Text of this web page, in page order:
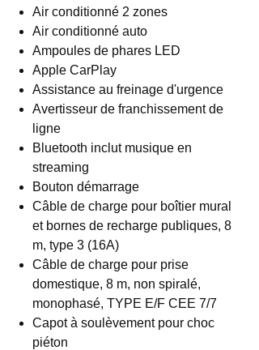
Air conditionné 2 zones
Air conditionné auto
Ampoules de phares LED
Apple CarPlay
Assistance au freinage d'urgence
Avertisseur de franchissement de
ligne
Bluetooth inclut musique en
streaming
Bouton démarrage
Câble de charge pour boîtier mural
et bornes de recharge publiques, 8
m, type 3 (16A)
Câble de charge pour prise
domestique, 8 m, non spiralé,
monophasé, TYPE E/F CEE 7/7
Capot à soulèvement pour choc
piéton